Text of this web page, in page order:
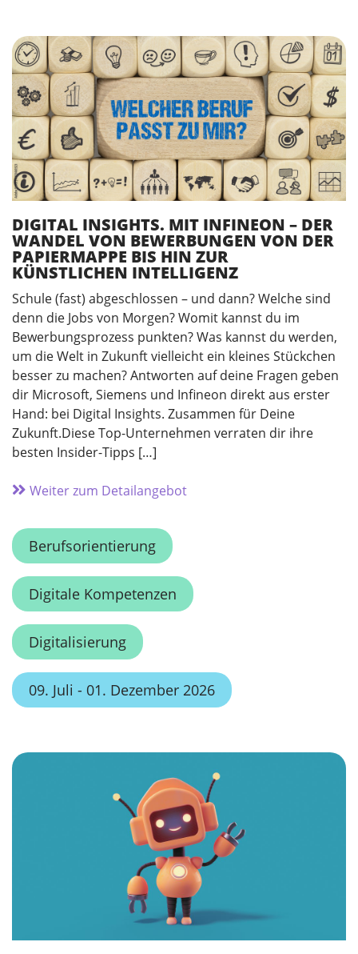
DIGITAL INSIGHTS. MIT INFINEON – DER
WANDEL VON BEWERBUNGEN VON DER
PAPIERMAPPE BIS HIN ZUR
KÜNSTLICHEN INTELLIGENZ
Schule (fast) abgeschlossen – und dann? Welche sind
denn die Jobs von Morgen? Womit kannst du im
Bewerbungsprozess punkten? Was kannst du werden,
um die Welt in Zukunft vielleicht ein kleines Stückchen
besser zu machen? Antworten auf deine Fragen geben
dir Microsoft, Siemens und Infineon direkt aus erster
Hand: bei Digital Insights. Zusammen für Deine
Zukunft.Diese Top-Unternehmen verraten dir ihre
besten Insider-Tipps […]
Weiter zum Detailangebot
Berufsorientierung
Digitale Kompetenzen
Digitalisierung
09. Juli - 01. Dezember 2026